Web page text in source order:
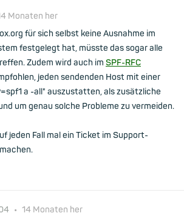
Monaten her
für sich selbst keine Ausnahme im
festgelegt hat, müsste das sogar alle
Zudem wird auch im SPF-RFC
jeden sendenden Host mit einer
a -all" auszustatten, als zusätzliche
um genau solche Probleme zu vermeiden.
jeden Fall mal ein Ticket im Support-
• 14 Monaten her